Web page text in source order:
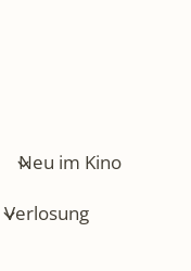
Neu im Kino
Verlosung